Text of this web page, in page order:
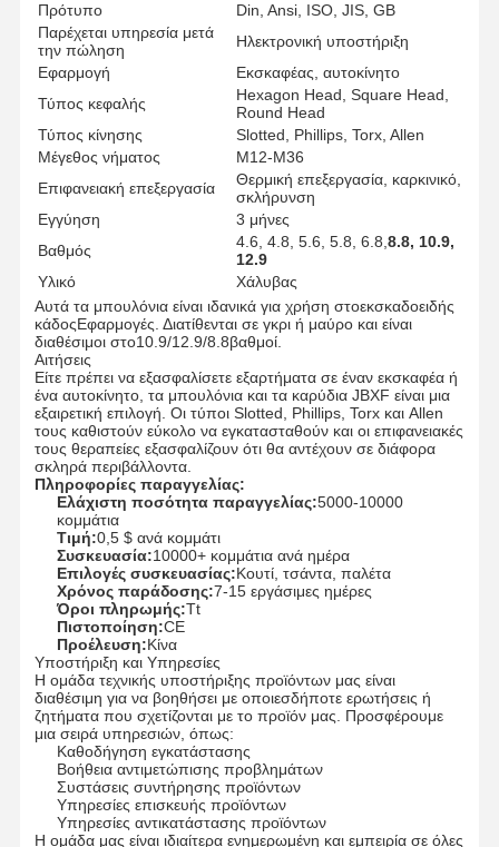
Πρότυπο
Din, Ansi, ISO, JIS, GB
Παρέχεται υπηρεσία μετά
την πώληση
Ηλεκτρονική υποστήριξη
Εφαρμογή
Εκσκαφέας, αυτοκίνητο
Τύπος κεφαλής
Hexagon Head, Square Head,
Round Head
Τύπος κίνησης
Slotted, Phillips, Torx, Allen
Μέγεθος νήματος
M12-M36
Επιφανειακή επεξεργασία
Θερμική επεξεργασία, καρκινικό,
σκλήρυνση
Εγγύηση
3 μήνες
Βαθμός
4.6, 4.8, 5.6, 5.8, 6.8, 8.8, 10.9,
12.9
Υλικό
Χάλυβας
Αυτά τα μπουλόνια είναι ιδανικά για χρήση στοεκσκαδοειδής
κάδοςΕφαρμογές. Διατίθενται σε γκρι ή μαύρο και είναι
διαθέσιμοι στο10.9/12.9/8.8βαθμοί.
Αιτήσεις
Είτε πρέπει να εξασφαλίσετε εξαρτήματα σε έναν εκσκαφέα ή
ένα αυτοκίνητο, τα μπουλόνια και τα καρύδια JBXF είναι μια
εξαιρετική επιλογή. Οι τύποι Slotted, Phillips, Torx και Allen
τους καθιστούν εύκολο να εγκατασταθούν και οι επιφανειακές
τους θεραπείες εξασφαλίζουν ότι θα αντέχουν σε διάφορα
σκληρά περιβάλλοντα.
Πληροφορίες παραγγελίας:
Ελάχιστη ποσότητα παραγγελίας:5000-10000
κομμάτια
Τιμή:0,5 $ ανά κομμάτι
Συσκευασία:10000+ κομμάτια ανά ημέρα
Επιλογές συσκευασίας:Κουτί, τσάντα, παλέτα
Χρόνος παράδοσης:7-15 εργάσιμες ημέρες
Όροι πληρωμής:Tt
Πιστοποίηση:CE
Προέλευση:Κίνα
Υποστήριξη και Υπηρεσίες
Η ομάδα τεχνικής υποστήριξης προϊόντων μας είναι
διαθέσιμη για να βοηθήσει με οποιεσδήποτε ερωτήσεις ή
ζητήματα που σχετίζονται με το προϊόν μας. Προσφέρουμε
μια σειρά υπηρεσιών, όπως:
Καθοδήγηση εγκατάστασης
Βοήθεια αντιμετώπισης προβλημάτων
Συστάσεις συντήρησης προϊόντων
Υπηρεσίες επισκευής προϊόντων
Υπηρεσίες αντικατάστασης προϊόντων
Η ομάδα μας είναι ιδιαίτερα ενημερωμένη και εμπειρία σε όλες